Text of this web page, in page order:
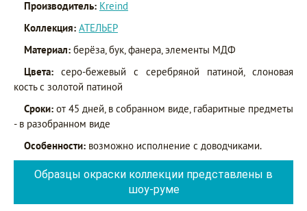
Производитель: Kreind
Коллекция: АТЕЛЬЕР
Материал: берёза, бук, фанера, элементы МДФ
Цвета: серо-бежевый с серебряной патиной, слоновая
кость с золотой патиной
Сроки: от 45 дней, в собранном виде, габаритные предметы
- в разобранном виде
Особенности: возможно исполнение с доводчиками.
Образцы окраски коллекции представлены в
шоу-руме